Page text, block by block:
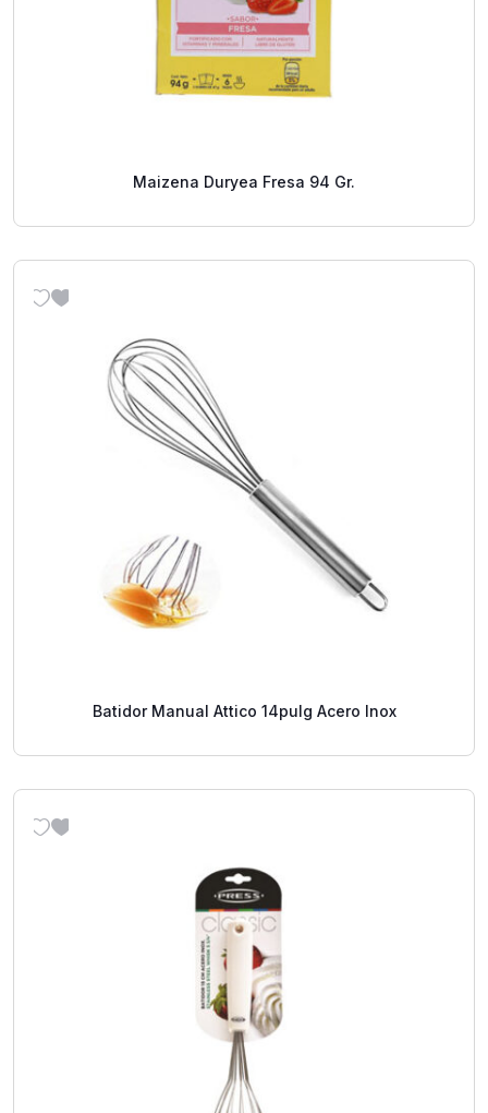
Maizena Duryea Fresa 94 Gr.
Batidor Manual Attico 14pulg Acero Inox